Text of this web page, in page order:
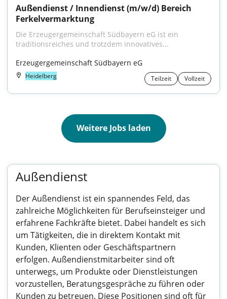
Außendienst / Innendienst (m/w/d) Bereich
Ferkelvermarktung
Die Erzeugergemeinschaft Südbayern eG ist ein
traditionsreiches und trotzdem innovatives...
Erzeugergemeinschaft Südbayern eG
Heidelberg Teilzeit Vollzeit
Weitere Jobs laden
Außendienst
Der Außendienst ist ein spannendes Feld, das
zahlreiche Möglichkeiten für Berufseinsteiger und
erfahrene Fachkräfte bietet. Dabei handelt es sich
um Tätigkeiten, die in direktem Kontakt mit
Kunden, Klienten oder Geschäftspartnern
erfolgen. Außendienstmitarbeiter sind oft
unterwegs, um Produkte oder Dienstleistungen
vorzustellen, Beratungsgespräche zu führen oder
Kunden zu betreuen. Diese Positionen sind oft für